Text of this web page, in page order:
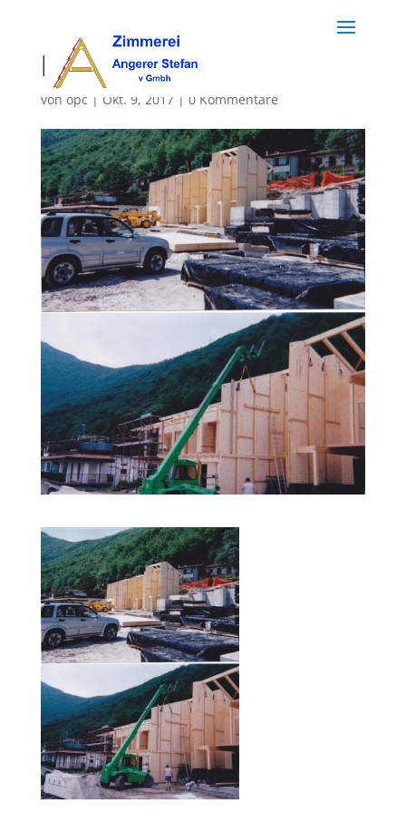
holzbau (35)
von opc | Okt. 9, 2017 | 0 Kommentare